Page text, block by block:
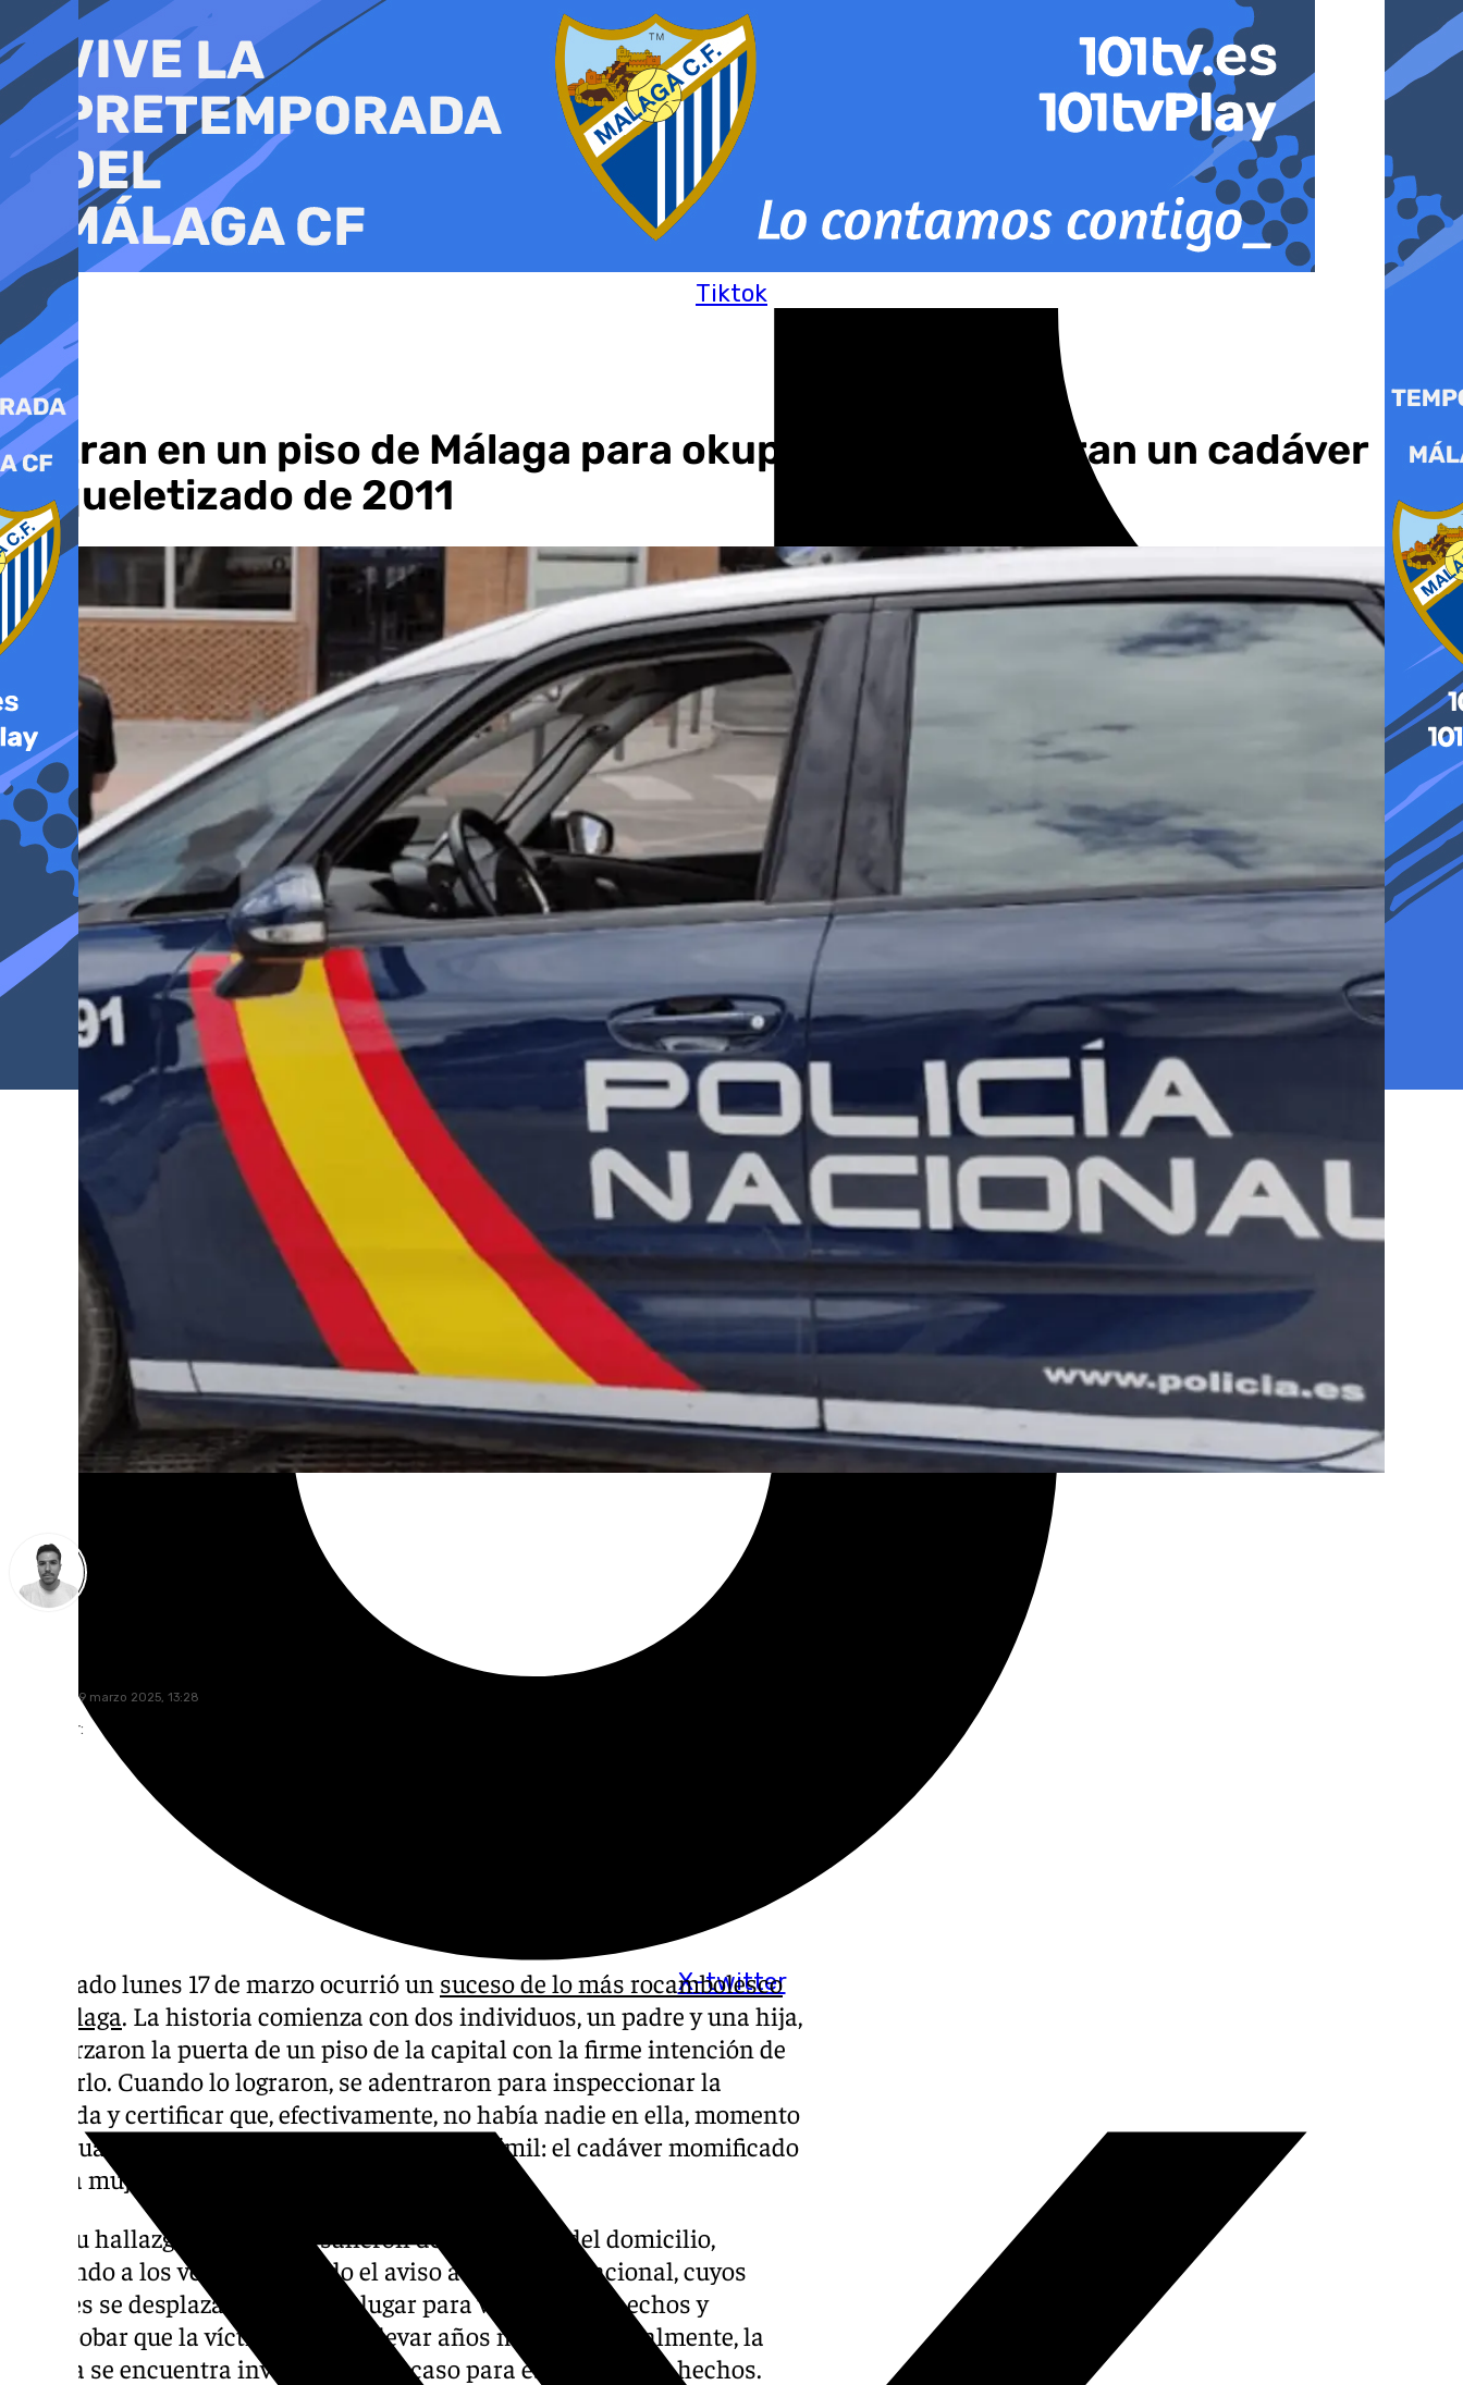
al
contenido
Tiktok
X-twitter
Entran en un piso de Málaga para okuparlo y encuentran un cadáver
esqueletizado de 2011
miércoles, 19 marzo 2025, 13:28
Compartir:
El pasado lunes 17 de marzo ocurrió un suceso de lo más rocambolesco
en Málaga. La historia comienza con dos individuos, un padre y una hija,
que forzaron la puerta de un piso de la capital con la firme intención de
okuparlo. Cuando lo lograron, se adentraron para inspeccionar la
vivienda y certificar que, efectivamente, no había nadie en ella, momento
en el cual se toparon con una escena inverosímil: el cadáver momificado
de una mujer.
Tras su hallazgo, los okupas salieron despavoridos del domicilio,
alertando a los vecinos y dando el aviso a la Policía Nacional, cuyos
agentes se desplazaron hasta el lugar para verificar los hechos y
comprobar que la víctima podría llevar años muerta . Actualmente, la
Policía se encuentra investigando el caso para esclarecer los hechos.